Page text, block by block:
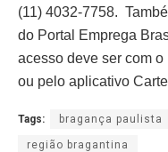
(11) 4032-7758.
do Portal Emprega
acesso deve ser com
ou pelo aplicativo
Tags: bragança paulista
região bragantina